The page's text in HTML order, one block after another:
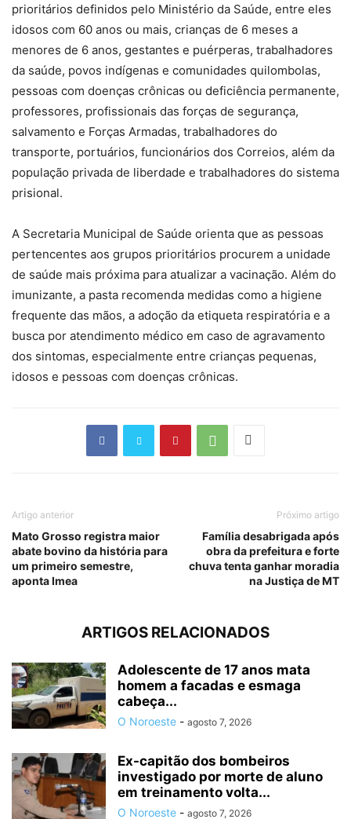
prioritários definidos pelo Ministério da Saúde, entre eles
idosos com 60 anos ou mais, crianças de 6 meses a
menores de 6 anos, gestantes e puérperas, trabalhadores
da saúde, povos indígenas e comunidades quilombolas,
pessoas com doenças crônicas ou deficiência permanente,
professores, profissionais das forças de segurança,
salvamento e Forças Armadas, trabalhadores do
transporte, portuários, funcionários dos Correios, além da
população privada de liberdade e trabalhadores do sistema
prisional.
A Secretaria Municipal de Saúde orienta que as pessoas
pertencentes aos grupos prioritários procurem a unidade
de saúde mais próxima para atualizar a vacinação. Além do
imunizante, a pasta recomenda medidas como a higiene
frequente das mãos, a adoção da etiqueta respiratória e a
busca por atendimento médico em caso de agravamento
dos sintomas, especialmente entre crianças pequenas,
idosos e pessoas com doenças crônicas.
Artigo anterior
Mato Grosso registra maior
abate bovino da história para
um primeiro semestre,
aponta Imea
Próximo artigo
Família desabrigada após
obra da prefeitura e forte
chuva tenta ganhar moradia
na Justiça de MT
ARTIGOS RELACIONADOS
Adolescente de 17 anos mata
homem a facadas e esmaga
cabeça...
O Noroeste - agosto 7, 2026
Ex-capitão dos bombeiros
investigado por morte de aluno
em treinamento volta...
O Noroeste - agosto 7, 2026